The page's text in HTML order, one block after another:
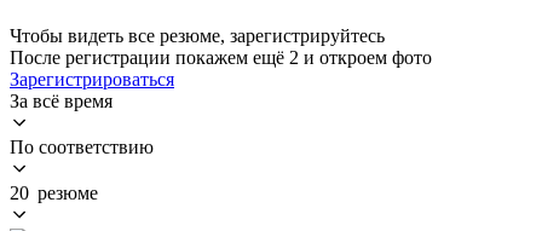
Чтобы видеть все резюме, зарегистрируйтесь
После регистрации покажем ещё 2 и откроем фото
Зарегистрироваться
За всё время
По соответствию
20 резюме